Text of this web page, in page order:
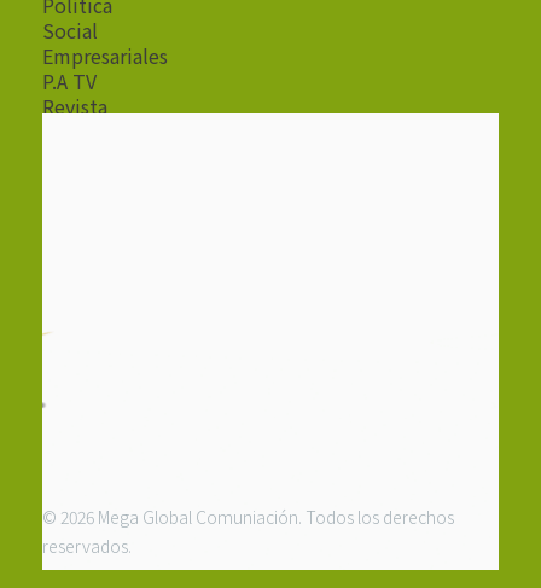
Social
Empresariales
P.A TV
Revista
© 2026 Mega Global Comuniación. Todos los derechos
reservados.